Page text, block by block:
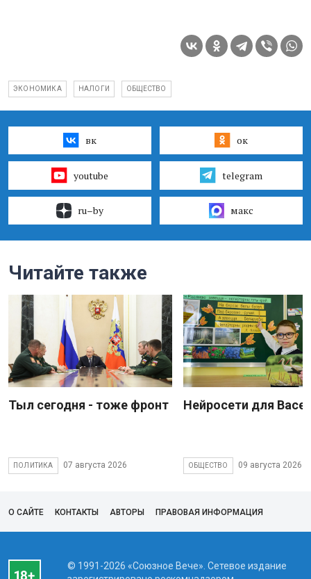
ЭКОНОМИКА НАЛОГИ ОБЩЕСТВО
вк ок
youtube telegram
ru–by макс
Читайте также
Тыл сегодня - тоже фронт
ПОЛИТИКА 07 августа 2026
Нейросети для
ОБЩЕСТВО 09 августа 2026
О САЙТЕ КОНТАКТЫ АВТОРЫ ПРАВОВАЯ ИНФОРМАЦИЯ
© 1991-2026 «Союзное Вече». Сетевое издание